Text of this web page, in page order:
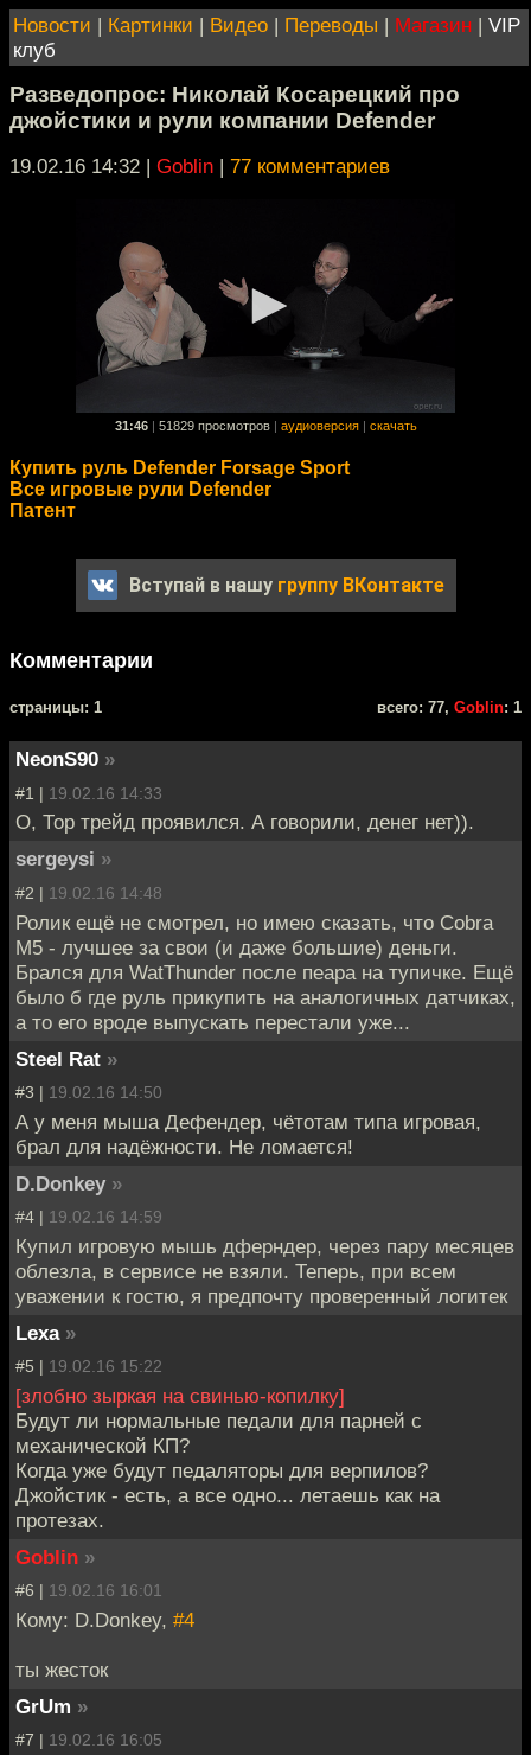
Новости | Картинки | Видео | Переводы | Магазин | VIP
клуб
Разведопрос: Николай Косарецкий про
джойстики и рули компании Defender
19.02.16 14:32 | Goblin | 77 комментариев
31:46 51829 просмотров аудиоверсия скачать
Купить руль Defender Forsage Sport
Все игровые рули Defender
Патент
Вступай в нашу группу ВКонтакте
Комментарии
cтраницы: 1 всего: 77, Goblin: 1
NeonS90 »
#1 | 19.02.16 14:33
О, Тор трейд проявился. А говорили, денег нет)).
sergeysi »
#2 | 19.02.16 14:48
Ролик ещё не смотрел, но имею сказать, что Cobra
M5 - лучшее за свои (и даже большие) деньги.
Брался для WatThunder после пеара на тупичке. Ещё
было б где руль прикупить на аналогичных датчиках,
а то его вроде выпускать перестали уже...
Steel Rat »
#3 | 19.02.16 14:50
А у меня мыша Дефендер, чётотам типа игровая,
брал для надёжности. Не ломается!
D.Donkey »
#4 | 19.02.16 14:59
Купил игровую мышь дферндер, через пару месяцев
облезла, в сервисе не взяли. Теперь, при всем
уважении к гостю, я предпочту проверенный логитек
Lexa »
#5 | 19.02.16 15:22
[злобно зыркая на свинью-копилку]
Будут ли нормальные педали для парней с
механической КП?
Когда уже будут педаляторы для верпилов?
Джойстик - есть, а все одно... летаешь как на
протезах.
Goblin »
#6 | 19.02.16 16:01
Кому: D.Donkey, #4
ты жесток
GrUm »
#7 | 19.02.16 16:05